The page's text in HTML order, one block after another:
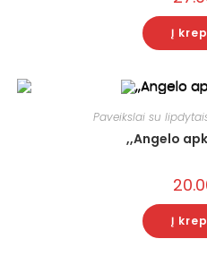
Į
Paveikslai su
,,Angelo
Į